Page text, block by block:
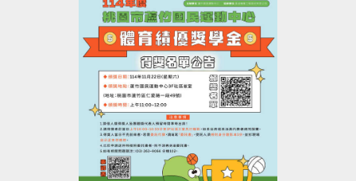
08:00-12:00／12:00-16:00／16:00-20:00
（依需求安排）
・場館介紹與諮詢
・協助量測血壓
・簡易文書處理